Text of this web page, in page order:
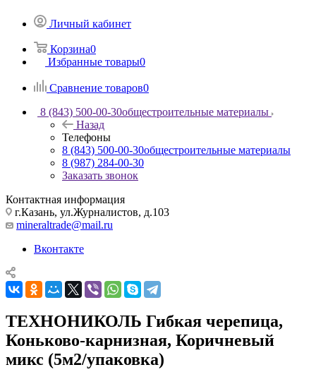
Личный кабинет
Корзина0
Избранные товары0
Сравнение товаров0
8 (843) 500-00-30общестроительные материалы
Назад
Телефоны
8 (843) 500-00-30общестроительные материалы
8 (987) 284-00-30
Заказать звонок
Контактная информация
г.Казань, ул.Журналистов, д.103
mineraltrade@mail.ru
Вконтакте
ТЕХНОНИКОЛЬ Гибкая черепица,
Коньково-карнизная, Коричневый
микс (5м2/упаковка)